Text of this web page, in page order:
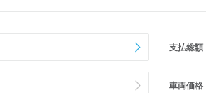
支払総額
車両価格